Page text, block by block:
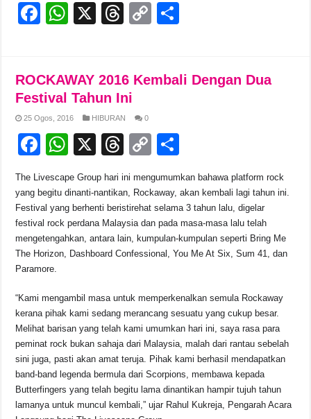
F
e
b
o
o
W
s
A
p
p
X
T
a
d
s
C
y
k
e
ROCKAWAY 2016 Kembali Dengan Dua
Festival Tahun Ini
25 Ogos, 2016 HIBURAN 0
F
c
e
b
o
o
k
W
at
s
A
p
X
T
e
a
d
s
C
p
y
Li
n
ar
e
The Livescape Group hari ini mengumumkan bahawa platform rock
yang begitu dinanti-nantikan, Rockaway, akan kembali lagi tahun ini.
Festival yang berhenti beristirehat selama 3 tahun lalu, digelar
festival rock perdana Malaysia dan pada masa-masa lalu telah
mengetengahkan, antara lain, kumpulan-kumpulan seperti Bring Me
The Horizon, Dashboard Confessional, You Me At Six, Sum 41, dan
Paramore.
“Kami mengambil masa untuk memperkenalkan semula Rockaway
kerana pihak kami sedang merancang sesuatu yang cukup besar.
Melihat barisan yang telah kami umumkan hari ini, saya rasa para
peminat rock bukan sahaja dari Malaysia, malah dari rantau sebelah
sini juga, pasti akan amat teruja. Pihak kami berhasil mendapatkan
band-band legenda bermula dari Scorpions, membawa kepada
Butterfingers yang telah begitu lama dinantikan hampir tujuh tahun
lamanya untuk muncul kembali,” ujar Rahul Kukreja, Pengarah Acara